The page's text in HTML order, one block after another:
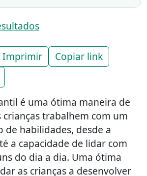
Imprimir
Copiar link
é uma ótima maneira de
trabalhem com um
de habilidades, desde a
a capacidade de lidar com
do dia a dia. Uma ótima
as crianças a desenvolver